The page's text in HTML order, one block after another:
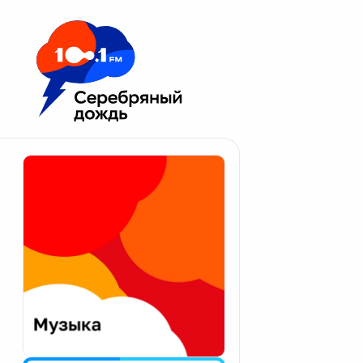
Москва 100.1 FM
Апатиты
Екатеринбург
Калининград
Калуга